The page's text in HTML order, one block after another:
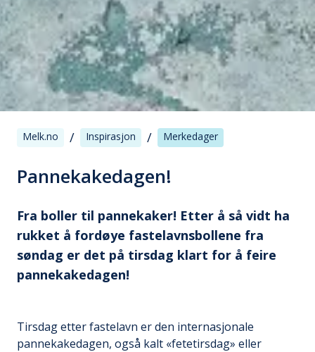
Melk.no / Inspirasjon / Merkedager
Pannekakedagen!
Fra boller til pannekaker! Etter å så vidt ha
rukket å fordøye fastelavnsbollene fra
søndag er det på tirsdag klart for å feire
pannekakedagen!
Tirsdag etter fastelavn er den internasjonale
pannekakedagen, også kalt «fetetirsdag» eller